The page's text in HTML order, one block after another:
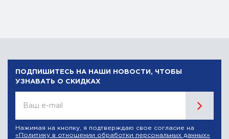
ПОДПИШИТЕСЬ НА НАШИ НОВОСТИ, ЧТОБЫ
УЗНАВАТЬ О СКИДКАХ
Ваш e-mail
Нажимая на кнопку, я подтверждаю свое согласие на
«Политику в отношении обработки персональных данных»